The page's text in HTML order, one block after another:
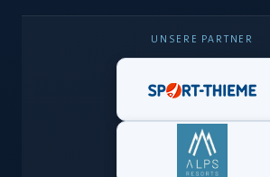
UNSERE PARTNER